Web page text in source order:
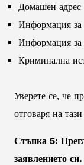
Домашен адрес
Информация за
Информация за
Криминална
Уверете се, че
отговаря на
Стъпка 5:
заявлението си.